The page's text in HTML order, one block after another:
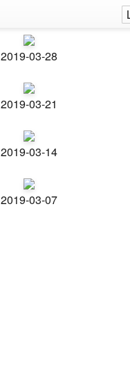
2019-03-28
2019-03-21
2019-03-14
2019-03-07